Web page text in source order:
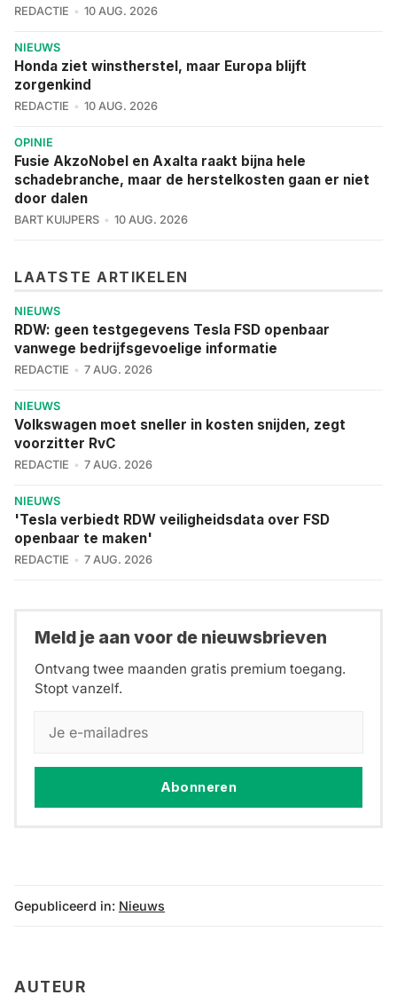
REDACTIE 10 AUG. 2026
NIEUWS
Honda ziet winstherstel, maar Europa blijft
zorgenkind
REDACTIE 10 AUG. 2026
OPINIE
Fusie AkzoNobel en Axalta raakt bijna hele
schadebranche, maar de herstelkosten gaan er niet
door dalen
BART KUIJPERS 10 AUG. 2026
LAATSTE ARTIKELEN
NIEUWS
RDW: geen testgegevens Tesla FSD openbaar
vanwege bedrijfsgevoelige informatie
REDACTIE 7 AUG. 2026
NIEUWS
Volkswagen moet sneller in kosten snijden, zegt
voorzitter RvC
REDACTIE 7 AUG. 2026
NIEUWS
'Tesla verbiedt RDW veiligheidsdata over FSD
openbaar te maken'
REDACTIE 7 AUG. 2026
Meld je aan voor de nieuwsbrieven
Ontvang twee maanden gratis premium toegang.
Stopt vanzelf.
Abonneren
Gepubliceerd in: Nieuws
AUTEUR